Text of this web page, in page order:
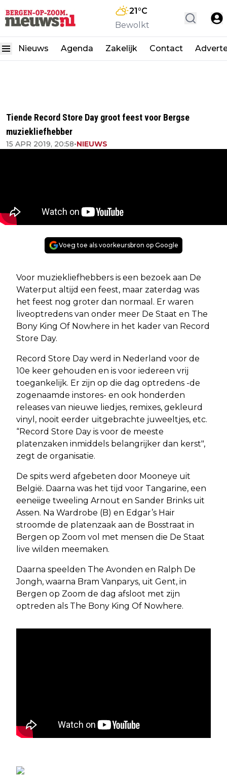
21°C
Bewolkt
Nieuws Agenda Zakelijk Contact
Tiende Record Store Day groot feest voor Bergse
muziekliefhebber
15 APR 2019, 20:58•NIEUWS
Voeg toe als voorkeursbron op Google
Voor muziekliefhebbers is een bezoek aan De
Waterput altijd een feest, maar zaterdag was
het feest nog groter dan normaal. Er waren
liveoptredens van onder meer De Staat en The
Bony King Of Nowhere in het kader van Record
Store Day.
Record Store Day werd in Nederland voor de
10e keer gehouden en is voor iedereen vrij
toegankelijk. Er zijn op die dag optredens -de
zogenaamde instores- en ook honderden
releases van nieuwe liedjes, remixes, gekleurd
vinyl, nooit eerder uitgebrachte juweeltjes, etc.
“Record Store Day is voor de meeste
platenzaken inmiddels belangrijker dan kerst",
zegt de organisatie.
De spits werd afgebeten door Mooneye uit
België. Daarna was het tijd voor Tangarine, een
eeneiige tweeling Arnout en Sander Brinks uit
Assen. Na Wardrobe (B) en Edgar’s Hair
stroomde de platenzaak aan de Bosstraat in
Bergen op Zoom vol met mensen die De Staat
live wilden meemaken.
Daarna speelden The Avonden en Ralph De
Jongh, waarna Bram Vanparys, uit Gent, in
Bergen op Zoom de dag afsloot met zijn
optreden als The Bony King Of Nowhere.